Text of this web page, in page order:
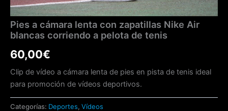
Pies a cámara lenta con zapatillas Nike Air
blancas corriendo a pelota de tenis
60,00€
Clip de vídeo a cámara lenta de pies en pista de tenis ideal
para promoción de vídeos deportivos.
Categorías: Deportes, Vídeos
a
pelota
de
tenis